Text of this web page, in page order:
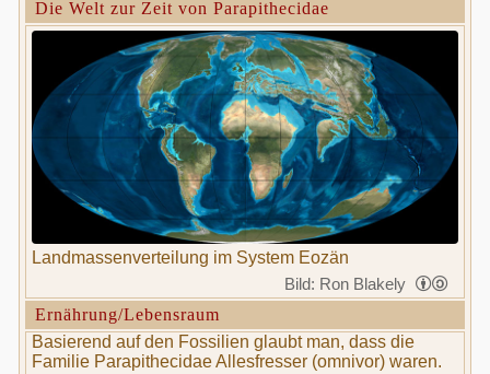
Die Welt zur Zeit von Parapithecidae
Landmassenverteilung im System Eozän
Bild: Ron Blakely
Ernährung/Lebensraum
Basierend auf den Fossilien glaubt man, dass die
Familie Parapithecidae Allesfresser (omnivor) waren.